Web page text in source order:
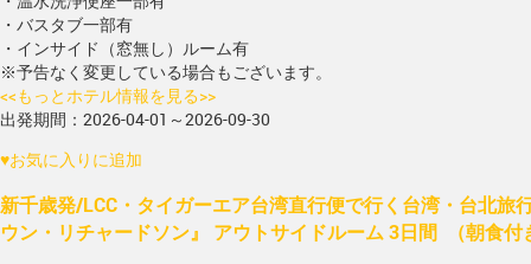
・バスタブ一部有
・インサイド（窓無し）ルーム有
※予告なく変更している場合もございます。
<<もっとホテル情報を見る>>
出発期間：2026-04-01～2026-09-30
♥お気に入りに追加
新千歳発/LCC・タイガーエア台湾直行便で行く台湾・台北旅
ウン・リチャードソン』 アウトサイドルーム 3日間 （朝食付